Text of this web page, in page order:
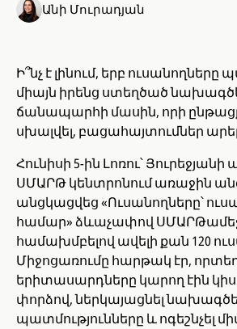
Անի Մուրադյան
Ի՞նչ է լինում, երբ ուսանողները
միայն իրենց ստեղծած
ճանապարհի մասին, որի
սխալվել, բացահայտումներ արել
Հունիսի 5-ին Լոռու՝
ՍՄԱՐԹ կենտրոնում առաջին
անցկացվեց «Ուսանողները՝
համար» ձևաչափով
համախմբելով ավելի քան 120
Միջոցառումը հարթակ էր,
երիտասարդները կարող էին
փորձով, ներկայացնել
պատմությունները և ոգեշնչել